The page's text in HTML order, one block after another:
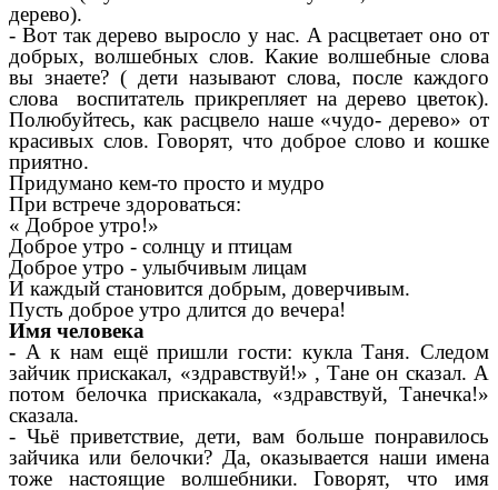
дерево).
- Вот так дерево выросло у нас. А расцветает оно от
добрых, волшебных слов. Какие волшебные слова
вы знаете? ( дети называют слова, после каждого
слова воспитатель прикрепляет на дерево цветок).
Полюбуйтесь, как расцвело наше «чудо- дерево» от
красивых слов. Говорят, что доброе слово и кошке
приятно.
Придумано кем-то просто и мудро
При встрече здороваться:
« Доброе утро!»
Доброе утро - солнцу и птицам
Доброе утро - улыбчивым лицам
И каждый становится добрым, доверчивым.
Пусть доброе утро длится до вечера!
Имя человека
- А к нам ещё пришли гости: кукла Таня. Следом
зайчик прискакал, «здравствуй!» , Тане он сказал. А
потом белочка прискакала, «здравствуй, Танечка!»
сказала.
- Чьё приветствие, дети, вам больше понравилось
зайчика или белочки? Да, оказывается наши имена
тоже настоящие волшебники. Говорят, что имя